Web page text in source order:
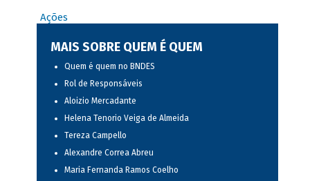
Ações
MAIS SOBRE QUEM É QUEM
Quem é quem no BNDES
Rol de Responsáveis
Aloizio Mercadante
Helena Tenorio Veiga de Almeida
Tereza Campello
Alexandre Correa Abreu
Maria Fernanda Ramos Coelho